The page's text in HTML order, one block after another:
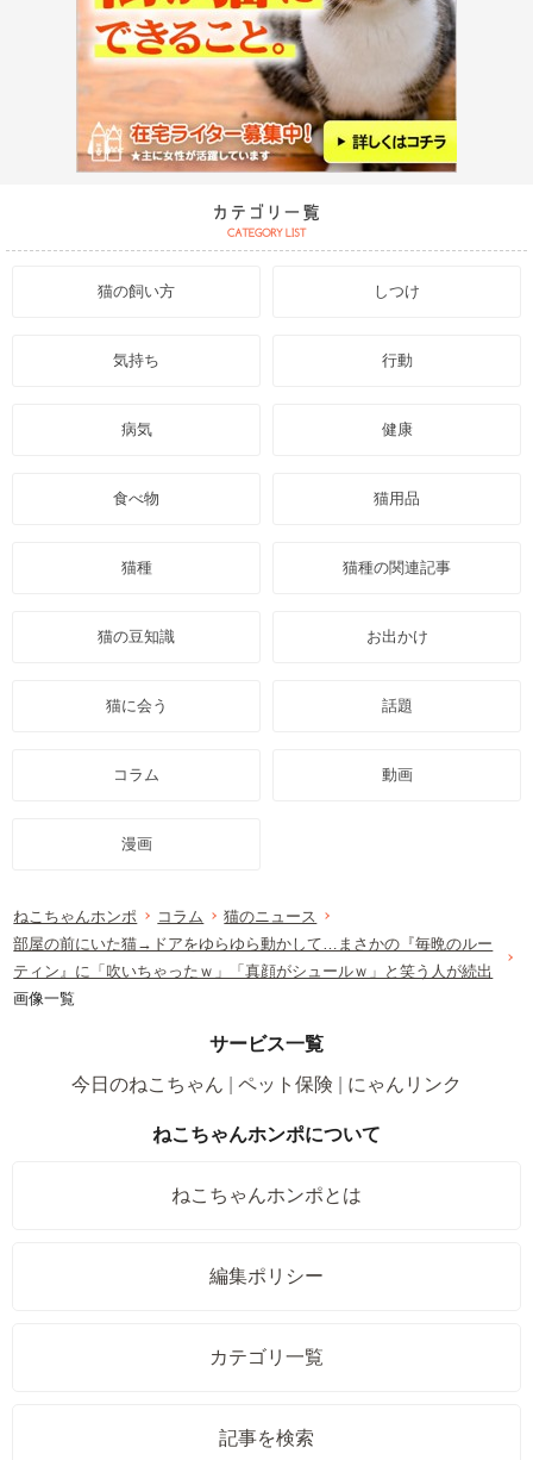
猫の飼い方 しつけ
気持ち 行動
病気 健康
食べ物 猫用品
猫種 猫種の関連記事
猫の豆知識 お出かけ
猫に会う 話題
コラム 動画
漫画
ねこちゃんホンポ コラム
猫のニュース
部屋の前にいた猫→ドアをゆらゆら動かして…まさかの『毎晩のルー
ティン』に「吹いちゃったｗ」「真顔がシュールｗ」と笑う人が続出
画像一覧
サービス一覧
今日のねこちゃん
ペット保険 にゃんリンク
ねこちゃんホンポについて
ねこちゃんホンポとは
編集ポリシー
カテゴリ一覧
記事を検索